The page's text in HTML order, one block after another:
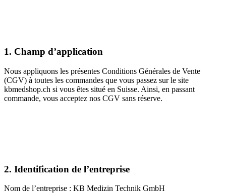
1. Champ d’application
Nous appliquons les présentes Conditions Générales de Vente
(CGV) à toutes les commandes que vous passez sur le site
kbmedshop.ch si vous êtes situé en Suisse. Ainsi, en passant
commande, vous acceptez nos CGV sans réserve.
2. Identification de l’entreprise
Nom de l’entreprise : KB Medizin Technik GmbH